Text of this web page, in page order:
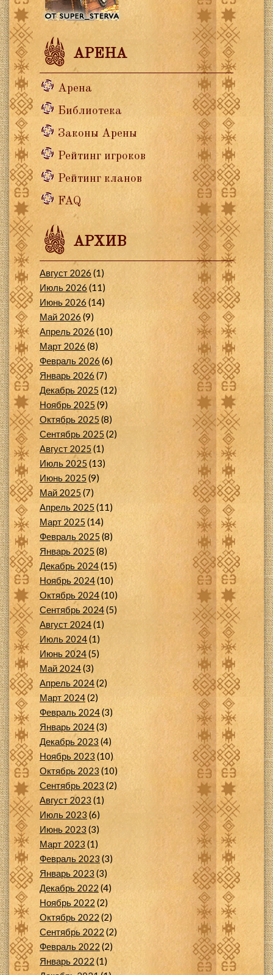
АРЕНА
Арена
Библиотека
Законы Арены
Рейтинг игроков
Рейтинг кланов
FAQ
АРХИВ
Август 2026 (1)
Июль 2026 (11)
Июнь 2026 (14)
Май 2026 (9)
Апрель 2026 (10)
Март 2026 (8)
Февраль 2026 (6)
Январь 2026 (7)
Декабрь 2025 (12)
Ноябрь 2025(9)
Октябрь 2025 (8)
Сентябрь 2025 (2)
Август 2025 (1)
Июль 2025 (13)
Июнь 2025 (9)
Май 2025 (7)
Апрель 2025 (11)
Март 2025 (14)
Февраль 2025 (8)
Январь 2025 (8)
Декабрь 2024(15)
Ноябрь 2024(10)
Октябрь 2024(10)
Сентябрь 2024(5)
Август 2024(1)
Июль 2024(1)
Июнь 2024(5)
Май 2024(3)
Апрель 2024(2)
Март 2024(2)
Февраль 2024(3)
Январь 2024(3)
Декабрь 2023(4)
Ноябрь 2023 (10)
Октябрь 2023 (10)
Сентябрь 2023 (2)
Август 2023 (1)
Июль 2023 (6)
Июнь 2023 (3)
Март 2023 (1)
Февраль 2023 (3)
Январь 2023 (3)
Декабрь 2022 (4)
Ноябрь 2022 (2)
Октябрь 2022(2)
Сентябрь 2022 (2)
Февраль 2022 (2)
Январь 2022 (1)